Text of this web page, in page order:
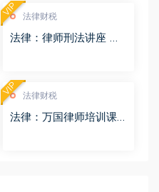
法律财税
法律：律师刑法讲座 百
VIP
法律财税
法律：万国律师培训课
VIP